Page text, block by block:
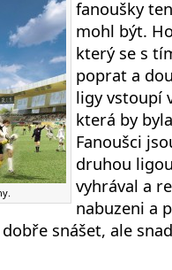
fanoušky
mohl být.
který se s
poprat a
ligy vstoupí
která by
Fanoušci
druhou
vyhrával a
nabuzeni a
snášet, ale